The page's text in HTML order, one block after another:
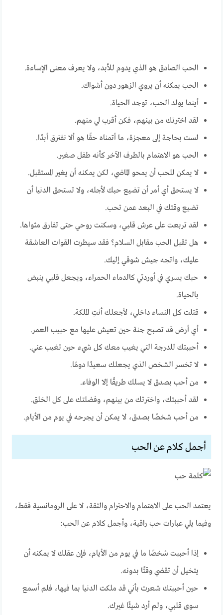
الحب الصادق هو الذي يدوم للأبد، ولا يعرف معنى الإساءة.
الحب يمكنه أن يروي الزهور دون أشواك.
أينما يولد الحب، توجد الحياة.
لقد اخترتك من بينهم، فكن أقرب لي منهم.
لست بحاجة إلى معجزة، ما أتمناه حقًا هو ألا نفترق أبدًا.
الحب هو الاهتمام بالطرف الآخر كأنه طفل صغير.
لا يمكن للحب أن يمحو الماضي، لكن يمكنه أن يغير المستقبل.
لا يستحق أي أمر أن تضيع حبك لأجله، ولا تستحق الدنيا أن
تضيع وقتك في البعد عمن تحب.
لقد تربعت على عرش قلبي، وسكنت روحي حتى تفارق مثواها.
هل تقبل الحب مقابل السلام؟ فقد سيطرت القوات العاشقة
عليك، واتجه جيش شوقي إليك.
حبك يسري في أوردتي كالدماء الحمراء، ويجعل قلبي ينبض
بالحياة.
قتلت كل النساء داخلي، لأجعلك أنتِ الملكة.
أي أرض قد تصبح جنة حين تعيش عليها مع حبيب العمر.
أحببتك للدرجة التي يغيب معك كل شيء حين تغيب عني.
لا تخسر الشخص الذي يجعلك سعيدًا دومًا.
من أحب بصدق لا يسلك طريقًا إلا الوفاء.
لقد أحببتك، واخترتك من بينهم، وفضلتك على كل الخلق.
من أحب شخصًا بصدق، لا يمكن أن يجرحه في يوم من الأيام.
أجمل كلام عن الحب
يعتمد الحب على الاهتمام والاحترام والثقة، لا على الرومانسية فقط،
وفيما يلي عبارات حب راقية، وأجمل كلام عن الحب:
إذا أحببت شخصًا ما في يوم من الأيام، فإن عقلك لا يمكنه أن
يتخيل أن تقضي وقتًا بدونه.
حين أحببتك شعرت بأني قد ملكت الدنيا بما فيها، فلم أسمع
سوى قلبي، ولم أرد شيئًا غيرك.